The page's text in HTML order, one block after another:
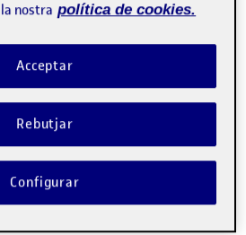
-comentariel PAC 4: Aplicació
nostra política de cookies.
Rebutjar
Acceptar
Configurar